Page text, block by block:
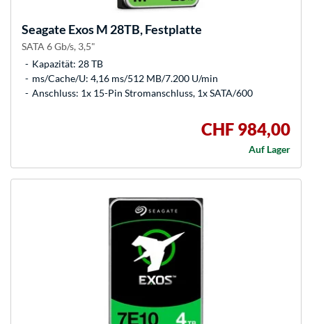
Seagate Exos M 28TB, Festplatte
SATA 6 Gb/s, 3,5"
Kapazität: 28 TB
ms/Cache/U: 4,16 ms/512 MB/7.200 U/min
Anschluss: 1x 15-Pin Stromanschluss, 1x SATA/600
CHF 984,00
Auf Lager